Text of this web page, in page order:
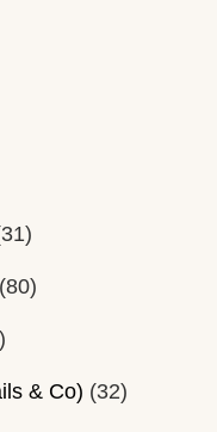
(80)
& Co) (32)